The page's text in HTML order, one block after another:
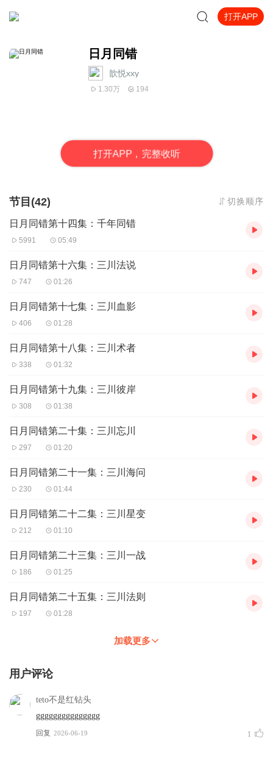
打开APP
日月同错
歆悦xxy
1.30万 194
打开APP，完整收听
节目(42) 切换顺序
日月同错第十四集：千年同错
5991 05:49
日月同错第十六集：三川法说
747 01:26
日月同错第十七集：三川血影
406 01:28
日月同错第十八集：三川术者
338 01:32
日月同错第十九集：三川彼岸
308 01:38
日月同错第二十集：三川忘川
297 01:20
日月同错第二十一集：三川海问
230 01:44
日月同错第二十二集：三川星变
212 01:10
日月同错第二十三集：三川一战
186 01:25
日月同错第二十五集：三川法则
197 01:28
加载更多
用户评论
teto不是红钻头
ggggggggggggggg
回复 2026-06-19 1